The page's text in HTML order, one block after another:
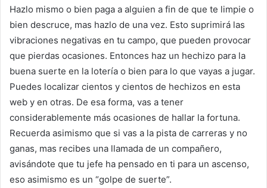
Hazlo mismo o bien paga a alguien a fin de que te limpie o
bien descruce, mas hazlo de una vez. Esto suprimirá las
vibraciones negativas en tu campo, que pueden provocar
que pierdas ocasiones. Entonces haz un hechizo para la
buena suerte en la lotería o bien para lo que vayas a jugar.
Puedes localizar cientos y cientos de hechizos en esta
web y en otras. De esa forma, vas a tener
considerablemente más ocasiones de hallar la fortuna.
Recuerda asimismo que si vas a la pista de carreras y no
ganas, mas recibes una llamada de un compañero,
avisándote que tu jefe ha pensado en ti para un ascenso,
eso asimismo es un “golpe de suerte”.